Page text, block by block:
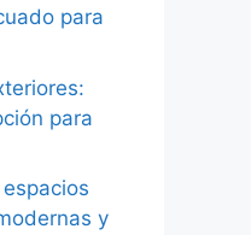
para
para
y